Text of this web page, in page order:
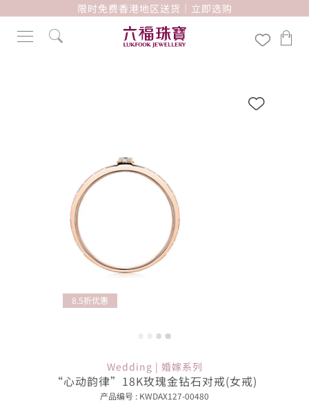
限时免费香港地区送货｜立即选购
8.5折优惠
Wedding | 婚嫁系列
“心动韵律”18K玫瑰金钻石对戒(女戒)
产品编号 : KWDAX127-00480